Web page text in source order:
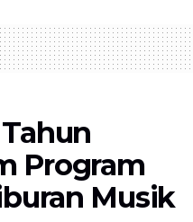
Program
Musik